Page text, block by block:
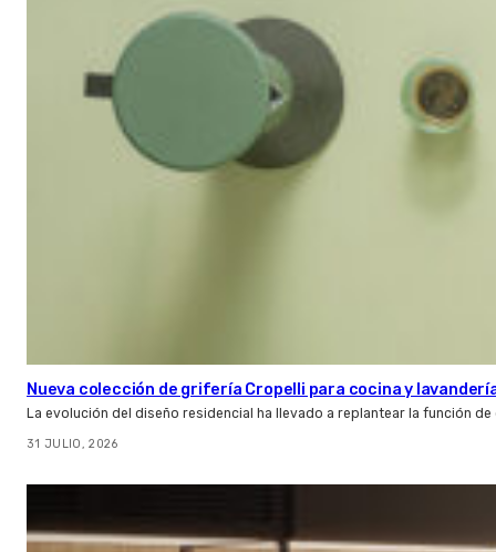
Nueva colección de grifería Cropelli para cocina y
La evolución del diseño residencial ha llevado a replantear la función
31 JULIO, 2026